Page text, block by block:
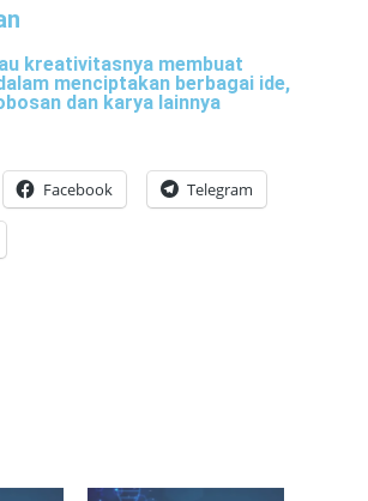
kreativitasnya membuat
menciptakan berbagai ide,
dan karya lainnya
Facebook Telegram